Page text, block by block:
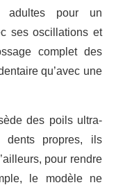
adultes pour un
ses oscillations et
complet des
qu’avec une
des poils ultra-
propres, ils
pour rendre
le modèle ne